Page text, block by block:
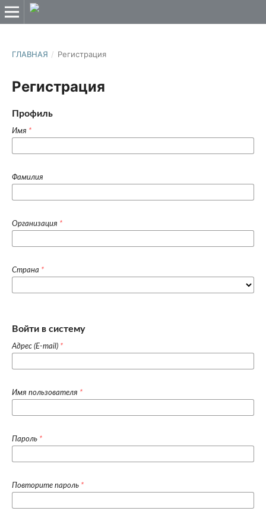
ГЛАВНАЯ / Регистрация
Регистрация
Профиль
Имя *
Фамилия
Организация *
Страна *
Войти в систему
Адрес (E-mail) *
Имя пользователя *
Пароль *
Повторите пароль *